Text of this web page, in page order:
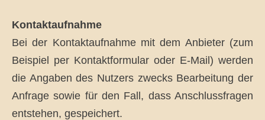
Kontaktaufnahme
Bei der Kontaktaufnahme mit dem Anbieter (zum
Beispiel per Kontaktformular oder E-Mail) werden
die Angaben des Nutzers zwecks Bearbeitung der
Anfrage sowie für den Fall, dass Anschlussfragen
entstehen, gespeichert.